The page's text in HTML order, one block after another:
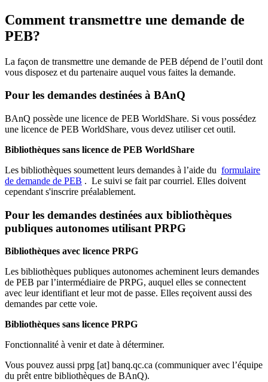
Comment transmettre une demande de
PEB?
La façon de transmettre une demande de PEB dépend de l’outil dont
vous disposez et du partenaire auquel vous faites la demande.
Pour les demandes destinées à BAnQ
BAnQ possède une licence de PEB WorldShare. Si vous possédez
une licence de PEB WorldShare, vous devez utiliser cet outil.
Bibliothèques sans licence de PEB WorldShare
Les bibliothèques soumettent leurs demandes à l’aide du formulaire
de demande de PEB . Le suivi se fait par courriel. Elles doivent
cependant s'inscrire préalablement.
Pour les demandes destinées aux bibliothèques
publiques autonomes utilisant PRPG
Bibliothèques avec licence PRPG
Les bibliothèques publiques autonomes acheminent leurs demandes
de PEB par l’intermédiaire de PRPG, auquel elles se connectent
avec leur identifiant et leur mot de passe. Elles reçoivent aussi des
demandes par cette voie.
Bibliothèques sans licence PRPG
Fonctionnalité à venir et date à déterminer.
Vous pouvez aussi prpg [at] banq.qc.ca (communiquer avec l’équipe
du prêt entre bibliothèques de BAnQ).